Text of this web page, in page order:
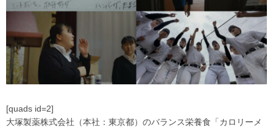
[quads id=2]
大塚製薬株式会社（本社：東京都）のバランス栄養食「カロリーメ